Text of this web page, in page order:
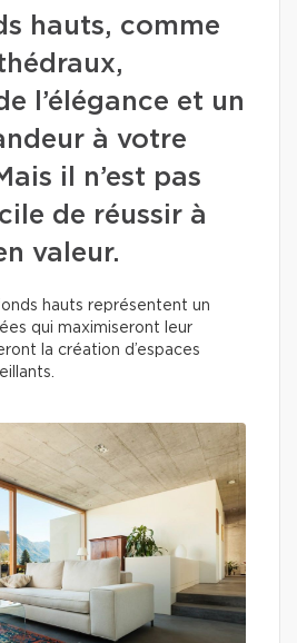
hauts, comme
l’élégance et un
à votre
il n’est pas
de réussir à
valeur.
hauts représentent un
qui maximiseront leur
la création d’espaces